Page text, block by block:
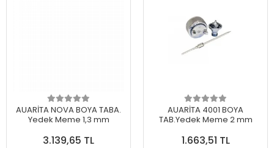
AUARİTA NOVA BOYA TABA.
Yedek Meme 1,3 mm
3.139,65 TL
AUARİTA 4001 BOYA
TAB.Yedek Meme 2 mm
1.663,51 TL